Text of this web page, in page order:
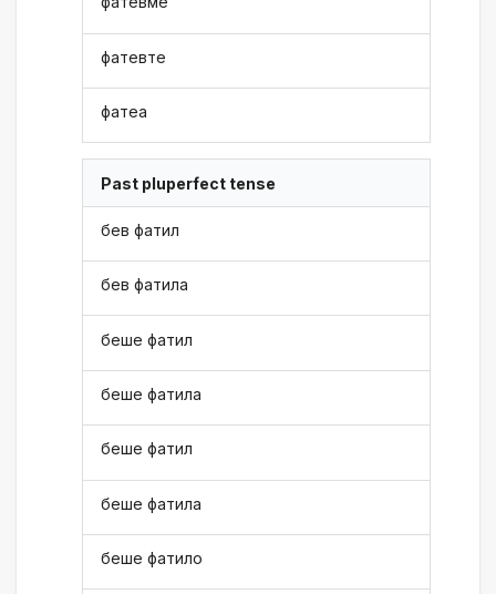
фатевте
фатеа
Past pluperfect tense
бев фатил
бев фатила
беше фатил
беше фатила
беше фатил
беше фатила
беше фатило